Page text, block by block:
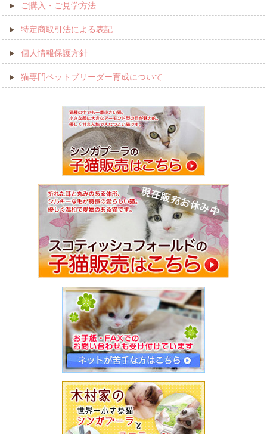
ご購入・ご見学方法
特定商取引法による表記
個人情報保護方針
猫専門ペットブリーダー育成について